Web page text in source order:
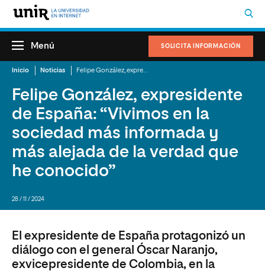
SOLICITA INFORMACIÓN
Menú
Inicio Noticias
Felipe González, expresidente
de España: “Vivimos en la
sociedad más informada y
más alejada de la verdad que
he conocido”
28 / 11 / 2024
El expresidente de España protagonizó un
diálogo con el general Óscar Naranjo,
exvicepresidente de Colombia, en la